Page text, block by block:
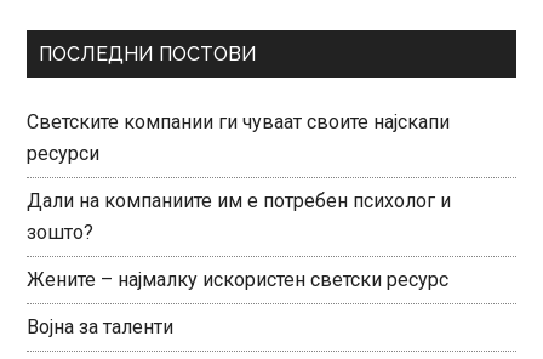
ПОСЛЕДНИ ПОСТОВИ
Светските компании ги чуваат своите најскапи
ресурси
Дали на компаниите им е потребен психолог и
зошто?
Жените – најмалку искористен светски ресурс
Војна за таленти